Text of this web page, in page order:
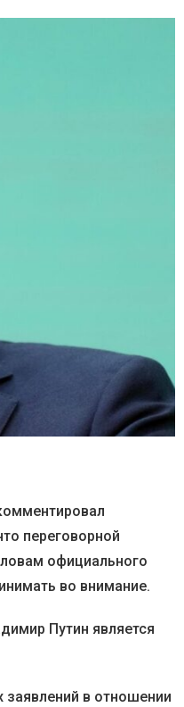
переговорной
официального
во внимание.
Путин является
в отношении